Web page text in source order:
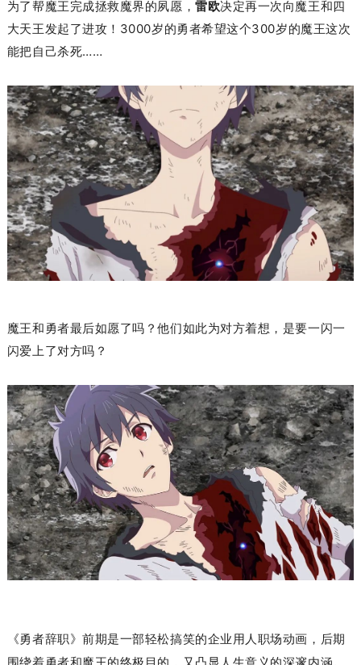
为了帮魔王完成拯救魔界的夙愿，雷欧决定再一次向魔王和四
大天王发起了进攻！ 3000岁的勇者希望这个300岁的魔王这次
能把自己杀死……
魔王和勇者最后如愿了吗？他们如此为对方着想，是要一闪一
闪爱上了对方吗？
《勇者辞职》前期是一部轻松搞笑的企业用人职场动画，后期